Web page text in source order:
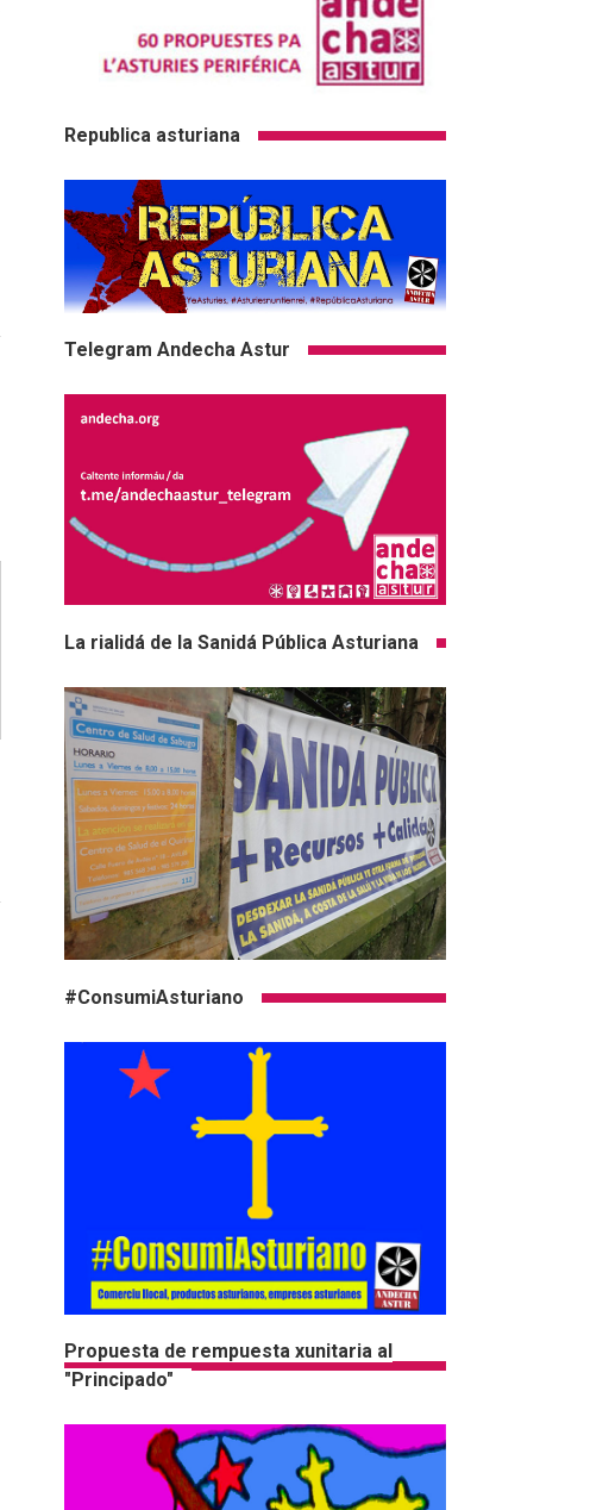
Republica asturiana
Telegram Andecha Astur
La rialidá de la Sanidá Pública Asturiana
#ConsumiAsturiano
Propuesta de rempuesta xunitaria al
"Principado"